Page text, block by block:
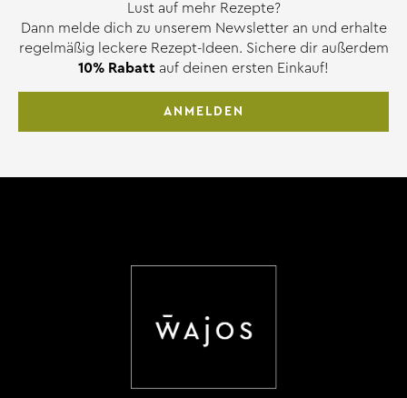
Lust auf mehr Rezepte?
Dann melde dich zu unserem Newsletter an und erhalte
regelmäßig leckere Rezept-Ideen. Sichere dir außerdem
10% Rabatt auf deinen ersten Einkauf!
ANMELDEN